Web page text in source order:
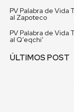
PV Palabra de Vida
al Zapoteco
PV Palabra de Vida
al Q’eqchi’
ÚLTIMOS POST